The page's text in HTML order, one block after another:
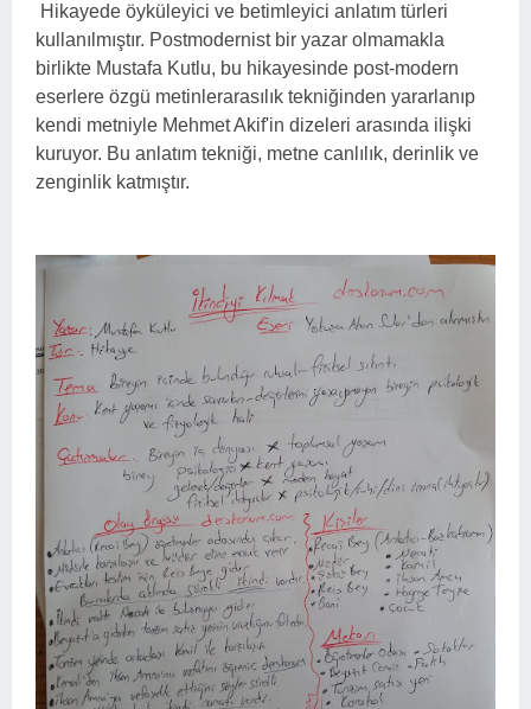
Hikayede öyküleyici ve betimleyici anlatım türleri
kullanılmıştır. Postmodernist bir yazar olmamakla
birlikte Mustafa Kutlu, bu hikayesinde post-modern
eserlere özgü metinlerarasılık tekniğinden yararlanıp
kendi metniyle Mehmet Akif'in dizeleri arasında ilişki
kuruyor. Bu anlatım tekniği, metne canlılık, derinlik ve
zenginlik katmıştır.